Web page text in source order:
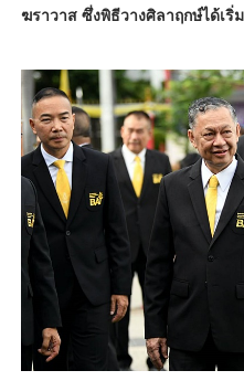
ฆราวาส ซึ่งพิธีวางศิลาฤกษ์ได้เ